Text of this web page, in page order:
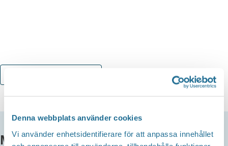
Denna webbplats använder cookies
Vi använder enhetsidentifierare för att anpassa innehållet
MER INFO